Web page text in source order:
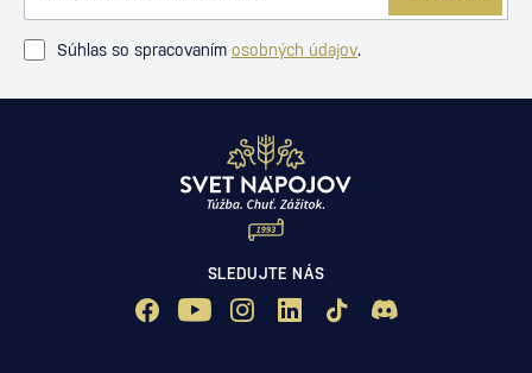
Súhlas so spracovaním osobných údajov.
SLEDUJTE NÁS